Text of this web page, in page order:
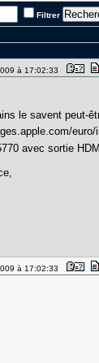
Filtrer
à 17:02:33
le savent peut-
avec sortie
à 17:02:33